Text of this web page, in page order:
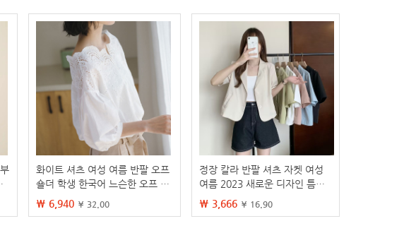
화이트 셔츠 여성 여름 반팔 오프
숄더 학생 한국어 느슨한 오프 숄
더 톱 셔츠 여성 디자인 센스 니슈
V
₩ 6,940 ¥ 32.00
정장 칼라 반팔 셔츠 자켓 여성
여름 2023 새로운 디자인 틈새
얇은 셔츠 짧은 탑
₩ 3,666 ¥ 16.90